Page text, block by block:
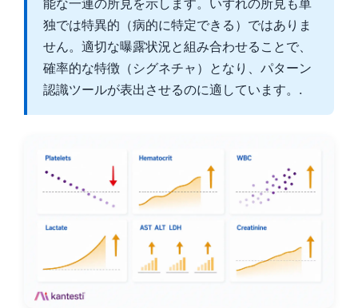
能な一連の所見を示します。いずれの所見も単
独では特異的（病的に特定できる）ではありま
せん。適切な曝露状況と組み合わせることで、
確率的な特徴（シグネチャ）となり、パターン
認識ツールが表出させるのに適しています。.